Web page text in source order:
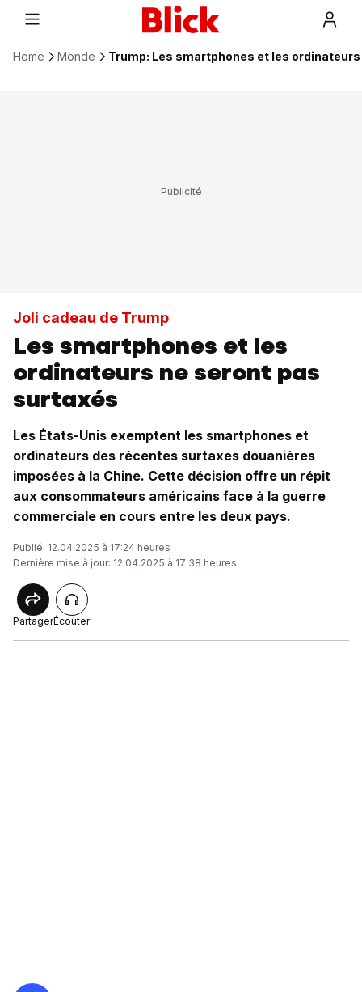
Home Monde Trump: Les smartphones et les
Joli cadeau de Trump
Les smartphones et les
ordinateurs ne seront pas
surtaxés
Les États-Unis exemptent les smartphones et
ordinateurs des récentes surtaxes douanières
imposées à la Chine. Cette décision offre un répit
aux consommateurs américains face à la guerre
commerciale en cours entre les deux pays.
Publié: 12.04.2025 à 17:24 heures
Dernière mise à jour: 12.04.2025 à 17:38 heures
PartagerÉcouter